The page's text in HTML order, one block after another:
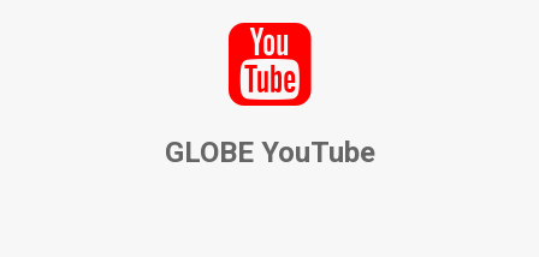
GLOBE YouTube